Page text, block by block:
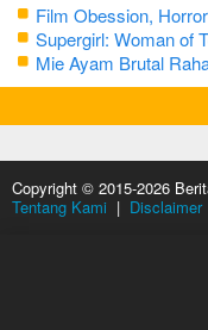
Film Obession,
Supergirl: Woman of
dalam Narasi Generik
Mie Ayam Brutal
Kuliner dengan
Copyright © 2015-2026
Tentang Kami | Disclaimer